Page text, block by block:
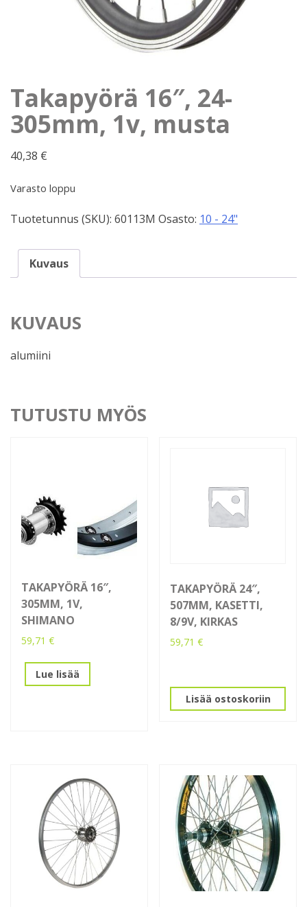
Takapyörä 16″, 24-
305mm, 1v, musta
40,38 €
Varasto loppu
Tuotetunnus (SKU): 60113M Osasto: 10 - 24"
Kuvaus
KUVAUS
alumiini
TUTUSTU MYÖS
TAKAPYÖRÄ 16″,
305MM, 1V,
SHIMANO
59,71 €
Lue lisää
TAKAPYÖRÄ 24″,
507MM, KASETTI,
8/9V, KIRKAS
59,71€
Lisää ostoskoriin